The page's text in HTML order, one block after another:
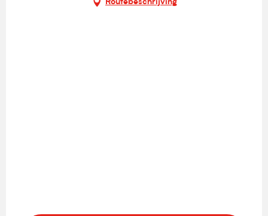
Routebeschrijving